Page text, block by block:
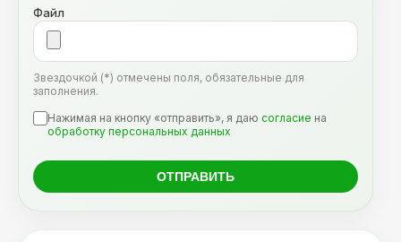
Файл
Звездочкой (*) отмечены поля, обязательные для
заполнения.
Нажимая на кнопку «отправить», я даю согласие на
обработку персональных данных